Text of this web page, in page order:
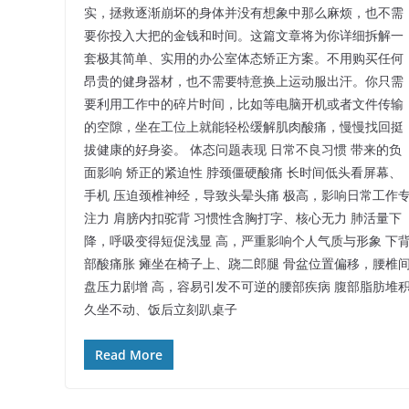
实，拯救逐渐崩坏的身体并没有想象中那么麻烦，也不需
要你投入大把的金钱和时间。这篇文章将为你详细拆解一
套极其简单、实用的办公室体态矫正方案。不用购买任何
昂贵的健身器材，也不需要特意换上运动服出汗。你只需
要利用工作中的碎片时间，比如等电脑开机或者文件传输
的空隙，坐在工位上就能轻松缓解肌肉酸痛，慢慢找回挺
拔健康的好身姿。 体态问题表现 日常不良习惯 带来的负
面影响 矫正的紧迫性 脖颈僵硬酸痛 长时间低头看屏幕、
手机 压迫颈椎神经，导致头晕头痛 极高，影响日常工作
注力 肩膀内扣驼背 习惯性含胸打字、核心无力 肺活量下
降，呼吸变得短促浅显 高，严重影响个人气质与形象 下
部酸痛胀 瘫坐在椅子上、跷二郎腿 骨盆位置偏移，腰椎间
盘压力剧增 高，容易引发不可逆的腰部疾病 腹部脂肪堆积
久坐不动、饭后立刻趴桌子
Read More